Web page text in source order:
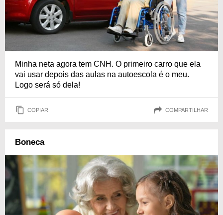
Minha neta agora tem CNH. O primeiro carro que ela
vai usar depois das aulas na autoescola é o meu.
Logo será só dela!
COPIAR COMPARTILHAR
Boneca